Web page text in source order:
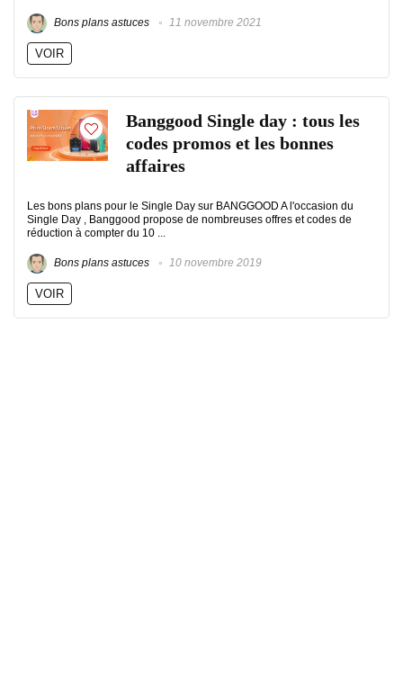
Bons plans astuces 11 novembre 2021
VOIR
Banggood Single day : tous les
codes promos et les bonnes
affaires
Les bons plans pour le Single Day sur BANGGOOD A l'occasion du
Single Day , Banggood propose de nombreuses offres et codes de
réduction à compter du 10 ...
Bons plans astuces 10 novembre 2019
VOIR